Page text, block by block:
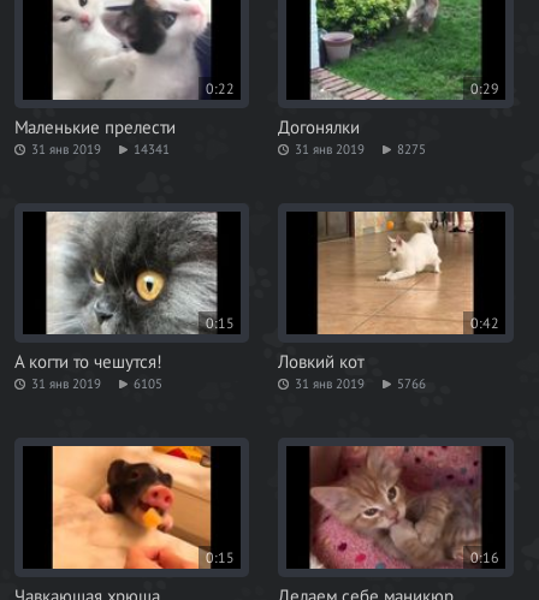
0:22
Маленькие прелести
31 янв 2019 14341
0:29
Догонялки
31 янв 2019 8275
0:15
А когти то чешутся!
31 янв 2019 6105
0:42
Ловкий кот
31 янв 2019 5766
0:15 0:16